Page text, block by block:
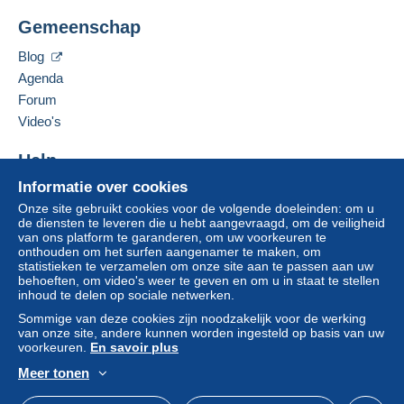
éf
é
r
e
n
c
Deze zone omvat
€ 6,50
Van 3 tot 3 items
€ 7,50
Van 4 tot 4 items
€ 8,50
€ 9,50
4 Avenue de Lorraine
52300
Deze verkoper toevoegen aan mijn favorieten
Informatie over cookies
Onze site gebruikt cookies voor de volgende doeleinden: om u
de diensten te leveren die u hebt aangevraagd, om de veiligheid
van ons platform te garanderen, om uw voorkeuren te
onthouden om het surfen aangenamer te maken, om
statistieken te verzamelen om onze site aan te passen aan uw
behoeften, om video's weer te geven en om u in staat te stellen
inhoud te delen op sociale netwerken.
Sommige van deze cookies zijn noodzakelijk voor de werking
van onze site, andere kunnen worden ingesteld op basis van uw
voorkeuren. En savoir plus
Meer tonen
Gemeenschap
Blog
Agenda
Forum
Video's
Help
Hulpcentrum
Kopen op Delcampe
Verkopen op Delcampe
Een beveiligde website